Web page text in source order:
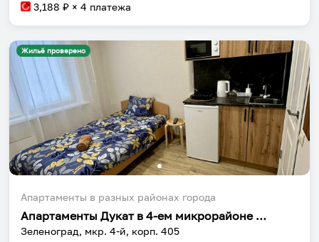
3,188 ₽ × 4 платежа
Жильё проверено
Апартаменты в разных районах города
Апартаменты Дукат в 4-ем микрорайоне к 405
Зеленоград, мкр. 4-й, корп. 405